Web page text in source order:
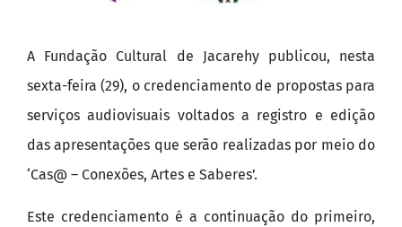
A Fundação Cultural de Jacarehy publicou, nesta
sexta-feira (29), o credenciamento de propostas para
serviços audiovisuais voltados a registro e edição
das apresentações que serão realizadas por meio do
‘Cas@ – Conexões, Artes e Saberes’.
Este credenciamento é a continuação do primeiro,